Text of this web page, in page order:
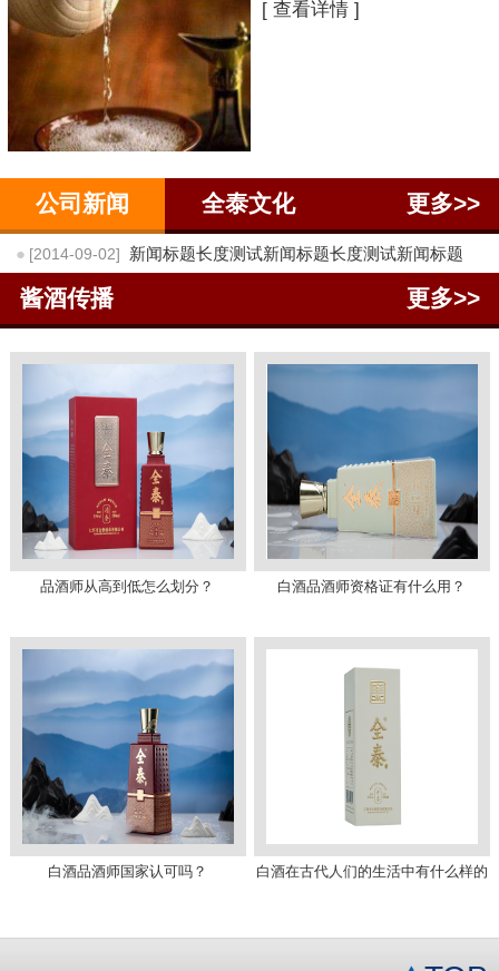
[ 查看详情 ]
公司新闻 全泰文化 更多>>
● [2014-09-02] 新闻标题长度测试新闻标题长度测试新闻标题
酱酒传播 更多>>
品酒师从高到低怎么划分？ 白酒品酒师资格证有什么用？
白酒品酒师国家认可吗？ 白酒在古代人们的生活中有什么样的